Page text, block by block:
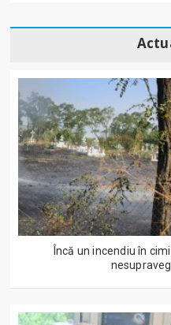
Încă un incendiu în